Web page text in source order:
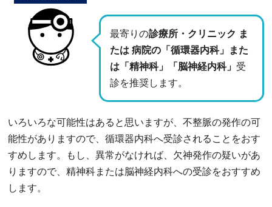
最寄りの診療所・クリニック ま
たは 病院の「循環器内科」また
は「精神科」「脳神経内科」 受
診を推奨します。
いろいろな可能性はあると思いますが、不整脈の発作の可
能性がありますので、循環器内科へ受診されることをおす
すめします。もし、異常がなければ、欠神発作の疑いがあ
りますので、精神科または脳神経内科への受診をおすすめ
します。